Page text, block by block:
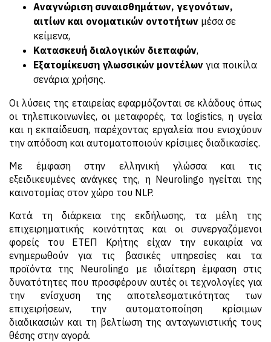
Αναγνώριση συναισθημάτων, γεγονότων,
αιτίων και ονοματικών οντοτήτων μέσα σε
κείμενα,
Κατασκευή διαλογικών διεπαφών,
Εξατομίκευση γλωσσικών μοντέλων για ποικίλα
σενάρια χρήσης.
Οι λύσεις της εταιρείας εφαρμόζονται σε κλάδους όπως
οι τηλεπικοινωνίες, οι μεταφορές, τα logistics, η υγεία
και η εκπαίδευση, παρέχοντας εργαλεία που ενισχύουν
την απόδοση και αυτοματοποιούν κρίσιμες διαδικασίες.
Με έμφαση στην ελληνική γλώσσα και τις
εξειδικευμένες ανάγκες της, η Neurolingo ηγείται της
καινοτομίας στον χώρο του NLP.
Κατά τη διάρκεια της εκδήλωσης, τα μέλη της
επιχειρηματικής κοινότητας και οι συνεργαζόμενοι
φορείς του ΕΤΕΠ Κρήτης είχαν την ευκαιρία να
ενημερωθούν για τις βασικές υπηρεσίες και τα
προϊόντα της Neurolingo με ιδιαίτερη έμφαση στις
δυνατότητες που προσφέρουν αυτές οι τεχνολογίες για
την ενίσχυση της αποτελεσματικότητας των
επιχειρήσεων, την αυτοματοποίηση κρίσιμων
διαδικασιών και τη βελτίωση της ανταγωνιστικής τους
θέσης στην αγορά.